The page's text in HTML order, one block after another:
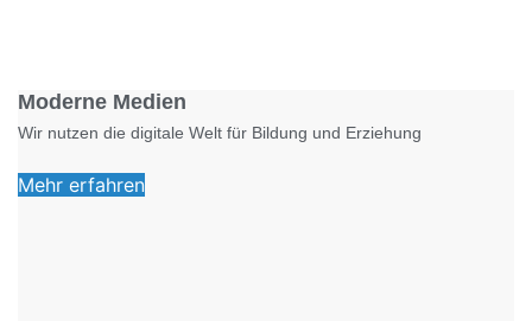
Moderne Medien
Wir nutzen die digitale Welt für Bildung und Erziehung
Mehr erfahren